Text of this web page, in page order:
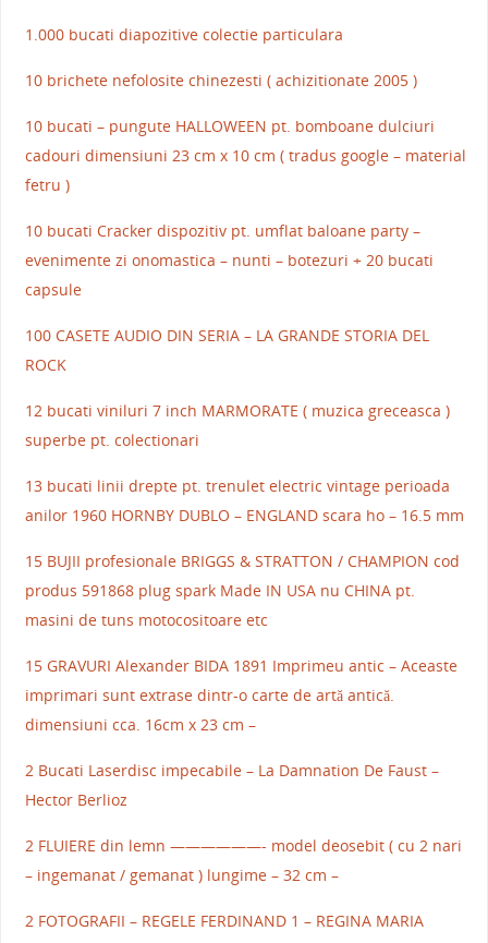
1.000 bucati diapozitive colectie particulara
10 brichete nefolosite chinezesti ( achizitionate 2005 )
10 bucati – pungute HALLOWEEN pt. bomboane dulciuri
cadouri dimensiuni 23 cm x 10 cm ( tradus google – material
fetru )
10 bucati Cracker dispozitiv pt. umflat baloane party –
evenimente zi onomastica – nunti – botezuri + 20 bucati
capsule
100 CASETE AUDIO DIN SERIA – LA GRANDE STORIA DEL
ROCK
12 bucati viniluri 7 inch MARMORATE ( muzica greceasca )
superbe pt. colectionari
13 bucati linii drepte pt. trenulet electric vintage perioada
anilor 1960 HORNBY DUBLO – ENGLAND scara ho – 16.5 mm
15 BUJII profesionale BRIGGS & STRATTON / CHAMPION cod
produs 591868 plug spark Made IN USA nu CHINA pt.
masini de tuns motocositoare etc
15 GRAVURI Alexander BIDA 1891 Imprimeu antic – Aceaste
imprimari sunt extrase dintr-o carte de artă antică.
dimensiuni cca. 16cm x 23 cm –
2 Bucati Laserdisc impecabile – La Damnation De Faust –
Hector Berlioz
2 FLUIERE din lemn ——————- model deosebit ( cu 2 nari
– ingemanat / gemanat ) lungime – 32 cm –
2 FOTOGRAFII – REGELE FERDINAND 1 – REGINA MARIA